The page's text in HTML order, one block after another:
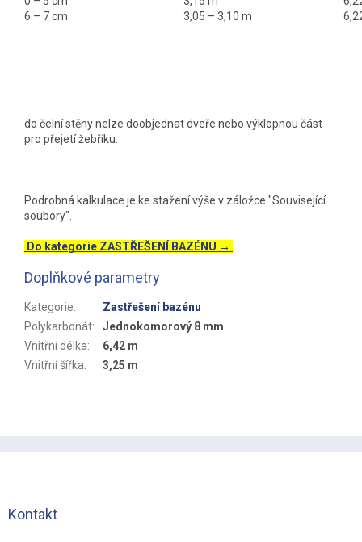
6 – 7 cm
3,05 – 3,10 m
do čelní stěny nelze doobjednat dveře nebo výklopnou část
pro přejetí žebříku.
Podrobná kalkulace je ke stažení výše v záložce "Související
soubory".
Do kategorie ZASTŘEŠENÍ BAZÉNU →
Doplňkové parametry
Kategorie:
Zastřešení bazénu
Polykarbonát:
Jednokomorový 8 mm
Vnitřní délka:
6,42 m
Vnitřní šířka: 3,25 m
Kontakt